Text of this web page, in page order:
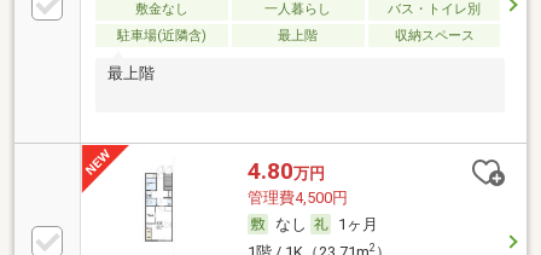
敷金なし 一人暮らし
バス・トイレ別
駐車場(近隣含)
最上階 収納スペース
最上階
4.80万円
管理費4,500円
なし
1ヶ月
2